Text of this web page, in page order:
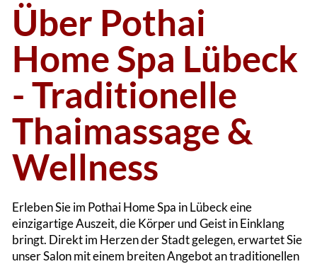
Über Pothai
Home Spa Lübeck
- Traditionelle
Thaimassage &
Wellness
Erleben Sie im Pothai Home Spa in Lübeck eine
einzigartige Auszeit, die Körper und Geist in Einklang
bringt. Direkt im Herzen der Stadt gelegen, erwartet Sie
unser Salon mit einem breiten Angebot an traditionellen